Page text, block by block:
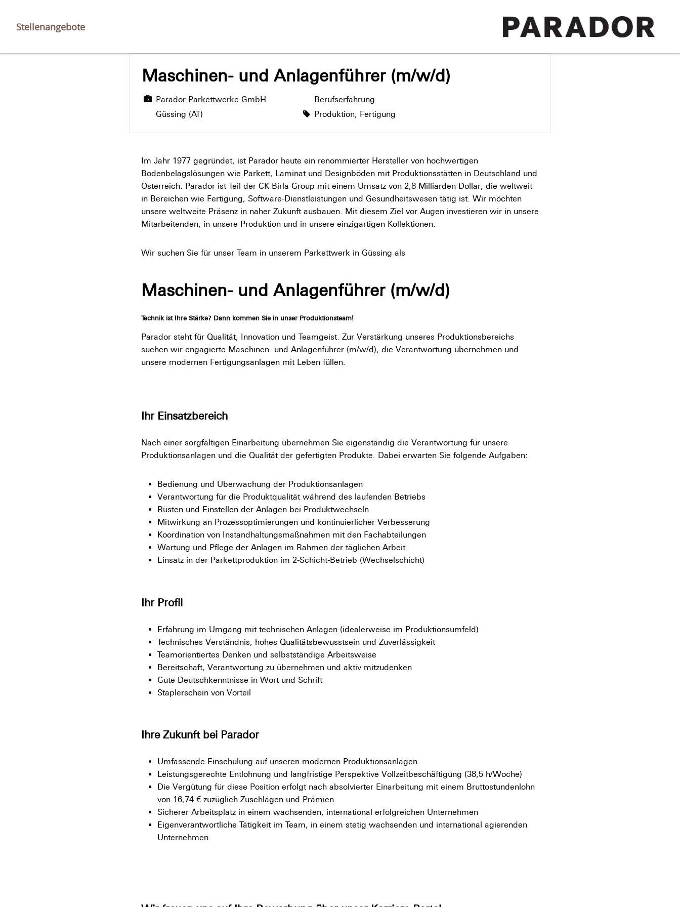
Stellenangebote
Maschinen- und Anlagenführer (m/w/d)
Parador Parkettwerke GmbH
Güssing (AT)
Berufserfahrung
Produktion, Fertigung
Im Jahr 1977 gegründet, ist Parador heute ein renommierter Hersteller von hochwertigen
Bodenbelagslösungen wie Parkett, Laminat und Designböden mit Produktionsstätten in Deutschland und
Österreich. Parador ist Teil der CK Birla Group mit einem Umsatz von 2,8 Milliarden Dollar, die weltweit
in Bereichen wie Fertigung, Software-Dienstleistungen und Gesundheitswesen tätig ist. Wir möchten
unsere weltweite Präsenz in naher Zukunft ausbauen. Mit diesem Ziel vor Augen investieren wir in unsere
Mitarbeitenden, in unsere Produktion und in unsere einzigartigen Kollektionen.
Wir suchen Sie für unser Team in unserem Parkettwerk in Güssing als
Maschinen- und Anlagenführer (m/w/d)
Technik ist Ihre Stärke? Dann kommen Sie in unser Produktionsteam!
Parador steht für Qualität, Innovation und Teamgeist. Zur Verstärkung unseres Produktionsbereichs
suchen wir engagierte Maschinen- und Anlagenführer (m/w/d), die Verantwortung übernehmen und
unsere modernen Fertigungsanlagen mit Leben füllen.
Ihr Einsatzbereich
Nach einer sorgfältigen Einarbeitung übernehmen Sie eigenständig die Verantwortung für unsere
Produktionsanlagen und die Qualität der gefertigten Produkte. Dabei erwarten Sie folgende Aufgaben:
Bedienung und Überwachung der Produktionsanlagen
Verantwortung für die Produktqualität während des laufenden Betriebs
Rüsten und Einstellen der Anlagen bei Produktwechseln
Mitwirkung an Prozessoptimierungen und kontinuierlicher Verbesserung
Koordination von Instandhaltungsmaßnahmen mit den Fachabteilungen
Wartung und Pflege der Anlagen im Rahmen der täglichen Arbeit
Einsatz in der Parkettproduktion im 2-Schicht-Betrieb (Wechselschicht)
Ihr Profil
Erfahrung im Umgang mit technischen Anlagen (idealerweise im Produktionsumfeld)
Technisches Verständnis, hohes Qualitätsbewusstsein und Zuverlässigkeit
Teamorientiertes Denken und selbstständige Arbeitsweise
Bereitschaft, Verantwortung zu übernehmen und aktiv mitzudenken
Gute Deutschkenntnisse in Wort und Schrift
Staplerschein von Vorteil
Ihre Zukunft bei Parador
Umfassende Einschulung auf unseren modernen Produktionsanlagen
Leistungsgerechte Entlohnung und langfristige Perspektive Vollzeitbeschäftigung (38,5 h/Woche)
Die Vergütung für diese Position erfolgt nach absolvierter Einarbeitung mit einem Bruttostundenlohn
von 16,74 € zuzüglich Zuschlägen und Prämien
Sicherer Arbeitsplatz in einem wachsenden, international erfolgreichen Unternehmen
Eigenverantwortliche Tätigkeit im Team, in einem stetig wachsenden und international agierenden
Unternehmen.